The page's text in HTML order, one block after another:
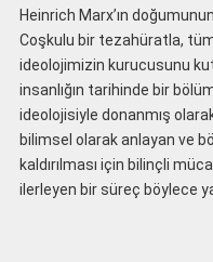
Heinrich Marx’ın
Coşkulu bir tezahüratla,
ideolojimizin kurucusunu
insanlığın tarihinde bir
ideolojisiyle donanmış
bilimsel olarak anlayan ve
kaldırılması için bilinçli
ilerleyen bir süreç böylece